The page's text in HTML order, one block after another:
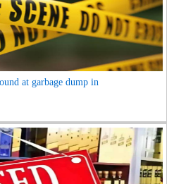
at garbage dump in